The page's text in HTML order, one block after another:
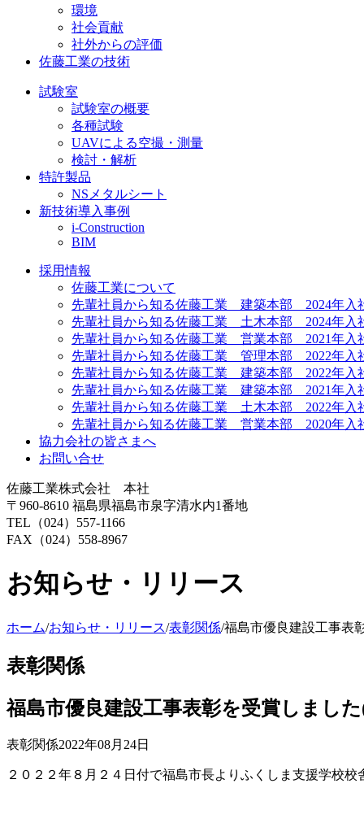
環境
社会貢献
社外からの評価
佐藤工業の技術
試験室
試験室の概要
各種試験
UAVによる空撮・測量
検討・解析
特許製品
NSメタルシート
新技術導入事例
i-Construction
BIM
採用情報
佐藤工業について
先輩社員から知る佐藤工業 建築本部 2024年入
先輩社員から知る佐藤工業 土木本部 2024年入
先輩社員から知る佐藤工業 営業本部 2021年入
先輩社員から知る佐藤工業 管理本部 2022年入
先輩社員から知る佐藤工業 建築本部 2022年入
先輩社員から知る佐藤工業 建築本部 2021年入
先輩社員から知る佐藤工業 土木本部 2022年入
先輩社員から知る佐藤工業 営業本部 2020年入
協力会社の皆さまへ
お問い合せ
佐藤工業株式会社 本社
〒960-8610 福島県福島市泉字清水内1番地
TEL（024）557-1166
FAX（024）558-8967
お知らせ・リリース
ホーム/お知らせ・リリース/表彰関係/福島市優良建設工事表
表彰関係
福島市優良建設工事表彰を受賞しまし
表彰関係2022年08月24日
２０２２年８月２４日付で福島市長よりふくしま支援学校